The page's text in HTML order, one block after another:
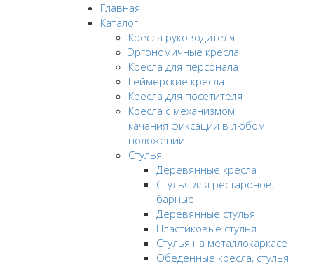
Главная
Каталог
Кресла руководителя
Эргономичные кресла
Кресла для персонала
Геймерские кресла
Кресла для посетителя
Кресла с механизмом
качания фиксации в любом
положении
Стулья
Деревянные кресла
Стулья для рестаронов,
барные
Деревянные стулья
Пластиковые стулья
Стулья на металлокаркасе
Обеденные кресла, стулья